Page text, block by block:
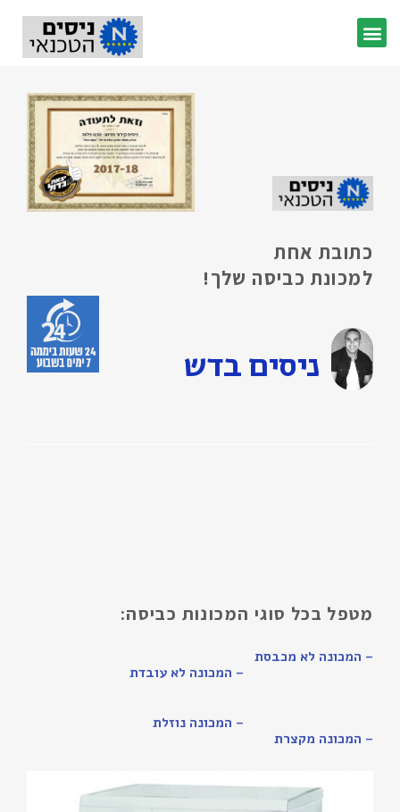
כתובת אחת
למכונת כביסה שלך!
ניסים בדש
מטפל בכל סוגי המכונות כביסה:
– המכונה לא מכבסת
– המכונה לא עובדת
– המכונה נוזלת
– המכונה מקצרת